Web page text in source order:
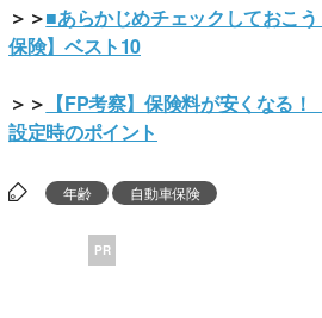
＞＞■あらかじめチェックしておこ
保険】ベスト10
＞＞ 【FP考察】保険料が安くなる
設定時のポイント
年齢 自動車保険
PR